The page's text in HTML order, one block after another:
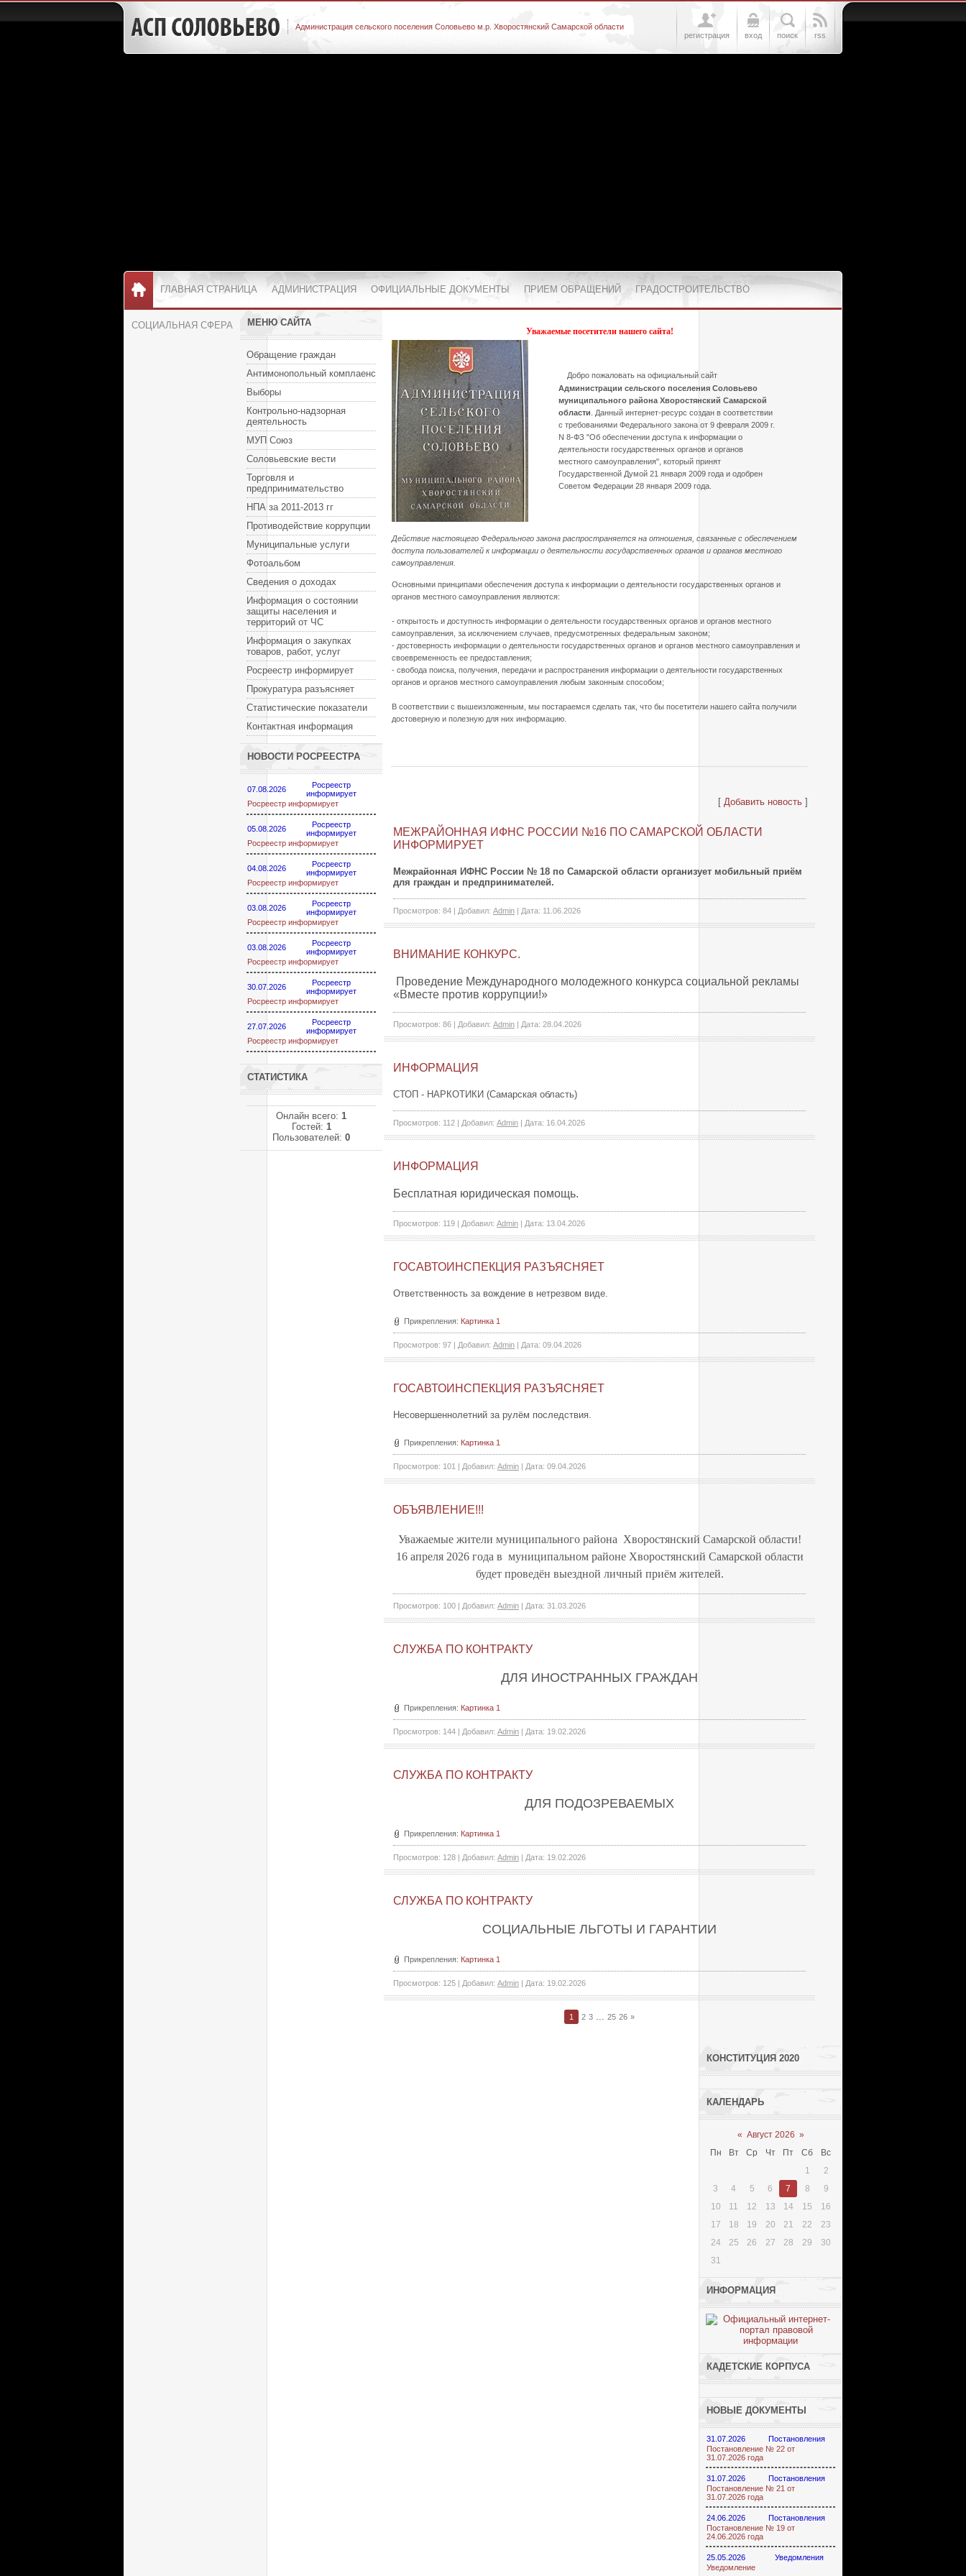
Администрация сельского поселения Соловьево м.р. Хворостянский Самарской области
регистрация
вход поиск rss
ГЛАВНАЯ СТРАНИЦА АДМИНИСТРАЦИЯ ОФИЦИАЛЬНЫЕ ДОКУМЕНТЫ ПРИЕМ ОБРАЩЕНИЙ ГРАДОСТРОИТЕЛЬСТВО
СОЦИАЛЬНАЯ СФЕРА МЕНЮ САЙТА
Обращение граждан
Антимонопольный комплаенс
Выборы
Контрольно-надзорная
деятельность
МУП Союз
Соловьевские вести
Торговля и
предпринимательство
НПА за 2011-2013 гг
Противодействие коррупции
Муниципальные услуги
Фотоальбом
Сведения о доходах
Информация о состоянии
защиты населения и
территорий от ЧС
Информация о закупках
товаров, работ, услуг
Росреестр информирует
Прокуратура разъясняет
Статистические показатели
Контактная информация
НОВОСТИ РОСРЕЕСТРА
07.08.2026
Росреестр
информирует
Росреестр информирует
05.08.2026
Росреестр
информирует
Росреестр информирует
04.08.2026
Росреестр
информирует
Росреестр информирует
03.08.2026
Росреестр
информирует
Росреестр информирует
03.08.2026
Росреестр
информирует
Росреестр информирует
30.07.2026
Росреестр
информирует
Росреестр информирует
27.07.2026
Росреестр
информирует
Росреестр информирует
СТАТИСТИКА
Онлайн всего: 1
Гостей: 1
Пользователей: 0
Уважаемые посетители нашего сайта!
Добро пожаловать на официальный сайт
Администрации сельского поселения Соловьево
муниципального района Хворостянский Самарской
области . Данный интернет-ресурс создан в соответствии
с требованиями Федерального закона от 9 февраля 2009 г.
N 8-ФЗ "Об обеспечении доступа к информации о
деятельности государственных органов и органов
местного самоуправления", который принят
Государственной Думой 21 января 2009 года и одобрен
Советом Федерации 28 января 2009 года.
Действие настоящего Федерального закона распространяется на отношения, связанные с обеспечением
доступа пользователей к информации о деятельности государственных органов и органов местного
самоуправления.
Основными принципами обеспечения доступа к информации о деятельности государственных органов и
органов местного самоуправления являются:
- открытость и доступность информации о деятельности государственных органов и органов местного
самоуправления, за исключением случаев, предусмотренных федеральным законом;
- достоверность информации о деятельности государственных органов и органов местного самоуправления и
своевременность ее предоставления;
- свобода поиска, получения, передачи и распространения информации о деятельности государственных
органов и органов местного самоуправления любым законным способом;
В соответствии с вышеизложенным, мы постараемся сделать так, что бы посетители нашего сайта получили
достоверную и полезную для них информацию.
[ Добавить новость ]
МЕЖРАЙОННАЯ ИФНС РОССИИ №16 ПО САМАРСКОЙ ОБЛАСТИ
ИНФОРМИРУЕТ
Межрайонная ИФНС России № 18 по Самарской области организует мобильный приём
для граждан и предпринимателей.
Просмотров: 84 | Добавил: Admin | Дата: 11.06.2026
ВНИМАНИЕ КОНКУРС.
Проведение Международного молодежного конкурса социальной рекламы
«Вместе против коррупции!»
Просмотров: 86 | Добавил: Admin | Дата: 28.04.2026
ИНФОРМАЦИЯ
СТОП - НАРКОТИКИ (Самарская область)
Просмотров: 112 | Добавил: Admin | Дата: 16.04.2026
ИНФОРМАЦИЯ
Бесплатная юридическая помощь.
Просмотров: 119 | Добавил: Admin | Дата: 13.04.2026
ГОСАВТОИНСПЕКЦИЯ РАЗЪЯСНЯЕТ
Ответственность за вождение в нетрезвом виде.
Прикрепления: Картинка 1
Просмотров: 97 | Добавил: Admin | Дата: 09.04.2026
ГОСАВТОИНСПЕКЦИЯ РАЗЪЯСНЯЕТ
Несовершеннолетний за рулём последствия.
Прикрепления: Картинка 1
Просмотров: 101 | Добавил: Admin | Дата: 09.04.2026
ОБЪЯВЛЕНИЕ!!!
Уважаемые жители муниципального района Хворостянский Самарской области!
16 апреля 2026 года в муниципальном районе Хворостянский Самарской области
будет проведён выездной личный приём жителей.
Просмотров: 100 | Добавил: Admin | Дата: 31.03.2026
СЛУЖБА ПО КОНТРАКТУ
ДЛЯ ИНОСТРАННЫХ ГРАЖДАН
Прикрепления: Картинка 1
Просмотров: 144 | Добавил: Admin | Дата: 19.02.2026
СЛУЖБА ПО КОНТРАКТУ
ДЛЯ ПОДОЗРЕВАЕМЫХ
Прикрепления: Картинка 1
Просмотров: 128 | Добавил: Admin | Дата: 19.02.2026
СЛУЖБА ПО КОНТРАКТУ
СОЦИАЛЬНЫЕ ЛЬГОТЫ И ГАРАНТИИ
Прикрепления: Картинка 1
Просмотров: 125 | Добавил: Admin | Дата: 19.02.2026
1 2 3 25 26 »
КОНСТИТУЦИЯ 2020
КАЛЕНДАРЬ
« Август 2026 »
Пн
Вт Ср Чт Пт Сб
Вс
1
2
3
4 5 6 7 8
9
10
11 12 13 14 15
16
17
18 19 20 21 22
23
24
25 26 27 28 29
30
31
ИНФОРМАЦИЯ
КАДЕТСКИЕ КОРПУСА
НОВЫЕ ДОКУМЕНТЫ
31.07.2026
Постановления
Постановление № 22 от
31.07.2026 года
31.07.2026
Постановления
Постановление № 21 от
31.07.2026 года
24.06.2026
Постановления
Постановление № 19 от
24.06.2026 года
25.05.2026
Уведомления
Уведомление